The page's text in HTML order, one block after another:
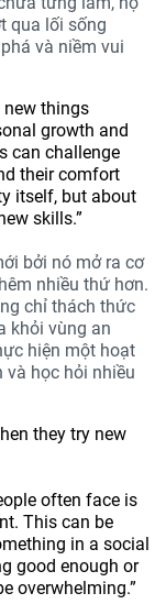
qua lối sống
và niềm vui
new things
growth and
can challenge
their comfort
itself, but about
skills.”
bởi nó mở ra cơ
nhiều thứ hơn.
chỉ thách thức
khỏi vùng an
hiện một hoạt
và học hỏi nhiều
they try new
often face is
This can be
in a social
good enough or
overwhelming.”